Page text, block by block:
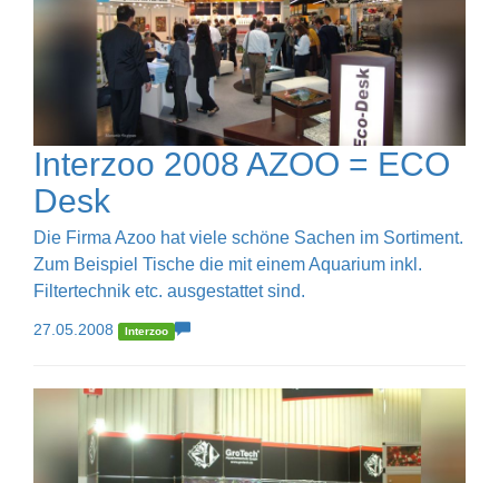
Interzoo 2008 AZOO = ECO
Desk
Die Firma Azoo hat viele schöne Sachen im Sortiment.
Zum Beispiel Tische die mit einem Aquarium inkl.
Filtertechnik etc. ausgestattet sind.
27.05.2008 Interzoo